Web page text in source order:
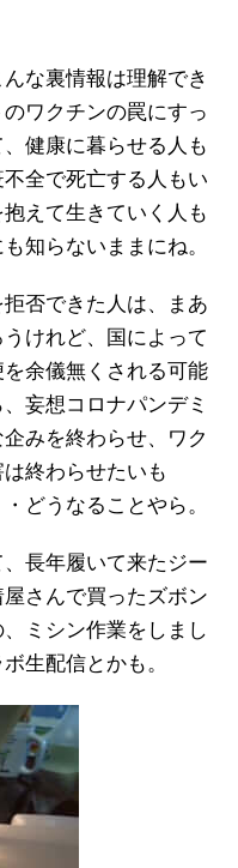
な裏情報は理解でき
ワクチンの罠にすっ
健康に暮らせる人も
全で死亡する人もい
えて生きていく人も
知らないままにね。
否できた人は、まあ
けれど、国によって
余儀無くされる可能
妄想コロナパンデミ
みを終わらせ、ワク
終わらせたいも
どうなることやら。
長年履いて来たジー
さんで買ったズボン
ミシン作業をしまし
生配信とかも。